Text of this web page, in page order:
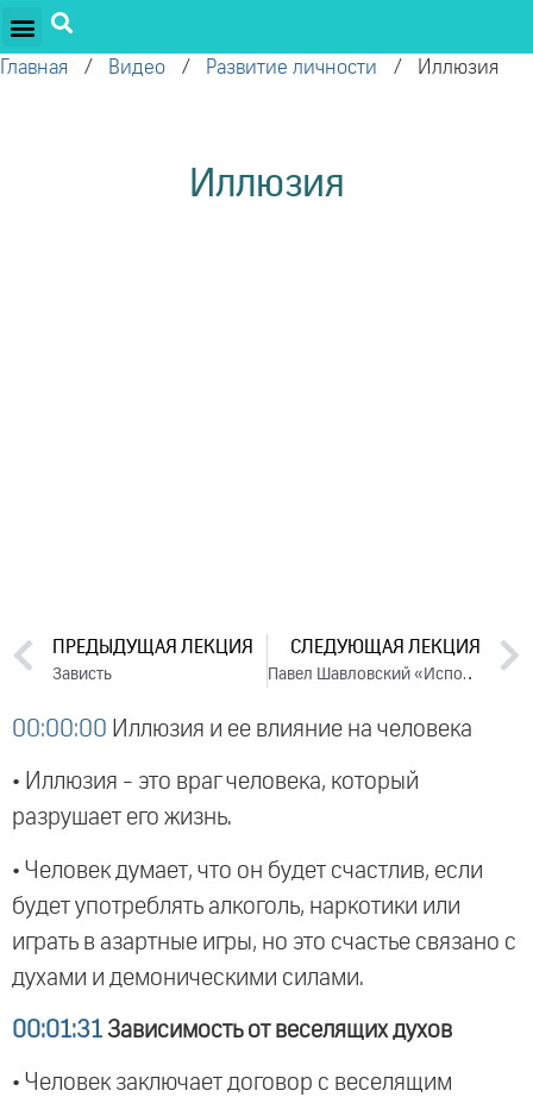
Главная / Видео / Развитие личности / Иллюзия
Иллюзия
ПРЕДЫДУЩАЯ ЛЕКЦИЯ
Зависть
СЛЕДУЮЩАЯ ЛЕКЦИЯ
Павел Шавловский «Исповедь» (клип)
00:00:00 Иллюзия и ее влияние на человека
• Иллюзия - это враг человека, который
разрушает его жизнь.
• Человек думает, что он будет счастлив, если
будет употреблять алкоголь, наркотики или
играть в азартные игры, но это счастье связано с
духами и демоническими силами.
00:01:31 Зависимость от веселящих духов
• Человек заключает договор с веселящим